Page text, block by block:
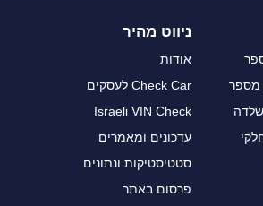
מספר
ניווט מהיר
אודות
Check Car לעסקים
Israeli VIN Check
עדכונים ומאמרים
סטטיסטיקות ונתונים
פרסום באתר